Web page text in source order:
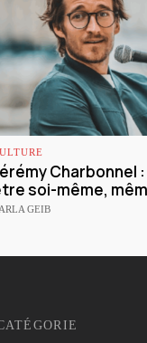
Charbonnel
soi-même,
GEIB